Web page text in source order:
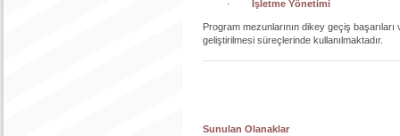
·İşletme Yönetimi
Program mezunlarının dikey geçiş
geliştirilmesi süreçlerinde kullanılmaktadır.
Sunulan Olanaklar